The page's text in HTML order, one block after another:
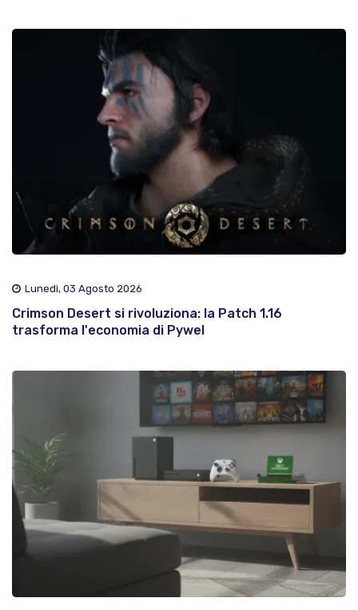
Lunedì, 03 Agosto 2026
Crimson Desert si rivoluziona: la Patch 1.16
trasforma l'economia di Pywel